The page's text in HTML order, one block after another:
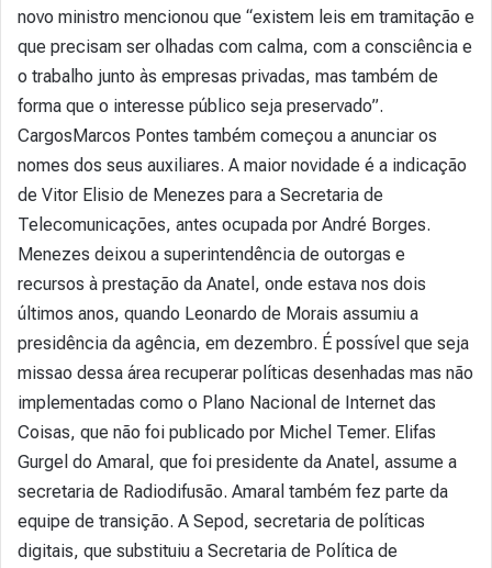
novo ministro mencionou que “existem leis em tramitação e
que precisam ser olhadas com calma, com a consciência e
o trabalho junto às empresas privadas, mas também de
forma que o interesse público seja preservado”.
CargosMarcos Pontes também começou a anunciar os
nomes dos seus auxiliares. A maior novidade é a indicação
de Vitor Elisio de Menezes para a Secretaria de
Telecomunicações, antes ocupada por André Borges.
Menezes deixou a superintendência de outorgas e
recursos à prestação da Anatel, onde estava nos dois
últimos anos, quando Leonardo de Morais assumiu a
presidência da agência, em dezembro. É possível que seja
missao dessa área recuperar políticas desenhadas mas não
implementadas como o Plano Nacional de Internet das
Coisas, que não foi publicado por Michel Temer. Elifas
Gurgel do Amaral, que foi presidente da Anatel, assume a
secretaria de Radiodifusão. Amaral também fez parte da
equipe de transição. A Sepod, secretaria de políticas
digitais, que substituiu a Secretaria de Política de